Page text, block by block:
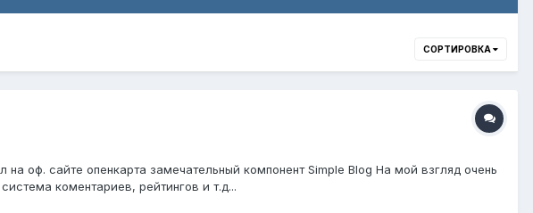
СОРТИРОВКА
оф. сайте опенкарта замечательный компонент Simple Blog На мой взгляд очень
коментариев, рейтингов и т.д...